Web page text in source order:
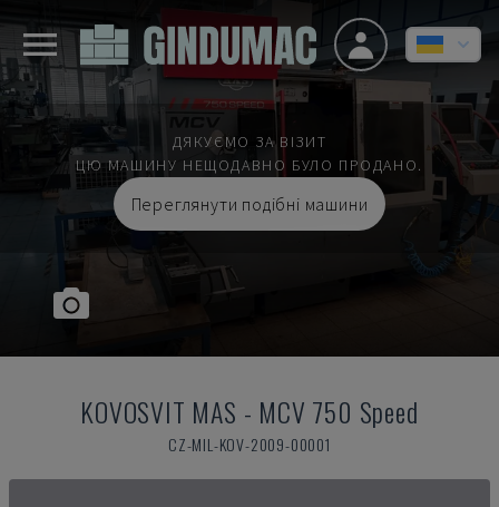
ДЯКУЄМО ЗА ВІЗИТ
ЦЮ МАШИНУ НЕЩОДАВНО БУЛО ПРОДАНО.
Переглянути подібні машини
KOVOSVIT MAS - MCV 750 Speed
CZ-MIL-KOV-2009-00001